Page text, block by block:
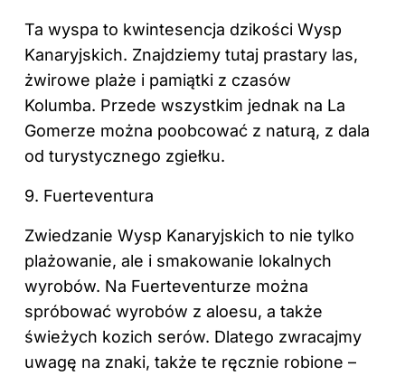
Ta wyspa to kwintesencja dzikości Wysp
Kanaryjskich. Znajdziemy tutaj prastary las,
żwirowe plaże i pamiątki z czasów
Kolumba. Przede wszystkim jednak na La
Gomerze można poobcować z naturą, z dala
od turystycznego zgiełku.
9. Fuerteventura
Zwiedzanie Wysp Kanaryjskich to nie tylko
plażowanie, ale i smakowanie lokalnych
wyrobów. Na Fuerteventurze można
spróbować wyrobów z aloesu, a także
świeżych kozich serów. Dlatego zwracajmy
uwagę na znaki, także te ręcznie robione –